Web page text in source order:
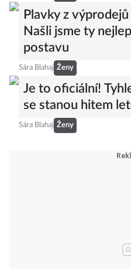
Plavky z
Našli jsme ty
postavu
Sára Blahaj Ženy
Je to oficiální!
se stanou hitem
Sára Blahaj Ženy